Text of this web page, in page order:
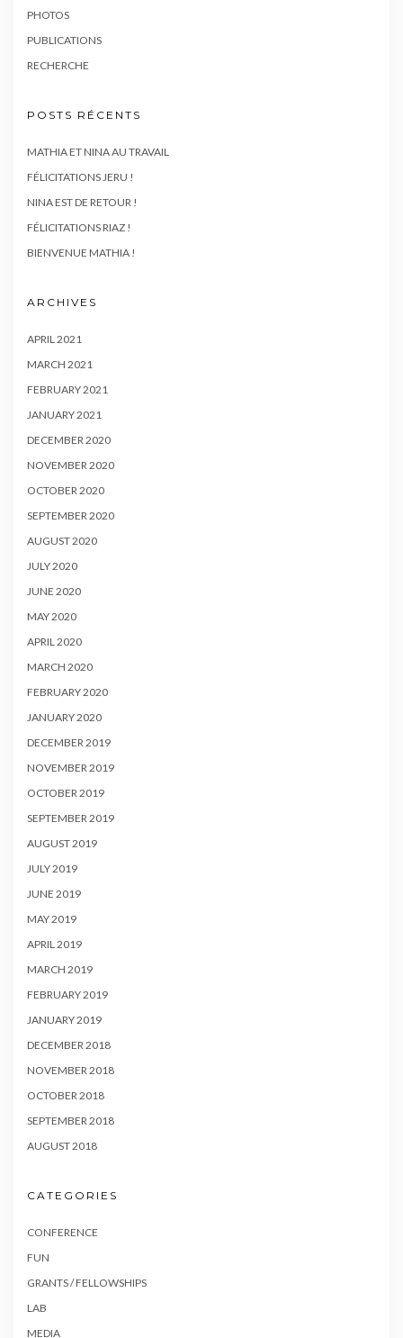
PHOTOS
PUBLICATIONS
RECHERCHE
POSTS RÉCENTS
MATHIA ET NINA AU TRAVAIL
FÉLICITATIONS JERU !
NINA EST DE RETOUR !
FÉLICITATIONS RIAZ !
BIENVENUE MATHIA !
ARCHIVES
APRIL 2021
MARCH 2021
FEBRUARY 2021
JANUARY 2021
DECEMBER 2020
NOVEMBER 2020
OCTOBER 2020
SEPTEMBER 2020
AUGUST 2020
JULY 2020
JUNE 2020
MAY 2020
APRIL 2020
MARCH 2020
FEBRUARY 2020
JANUARY 2020
DECEMBER 2019
NOVEMBER 2019
OCTOBER 2019
SEPTEMBER 2019
AUGUST 2019
JULY 2019
JUNE 2019
MAY 2019
APRIL 2019
MARCH 2019
FEBRUARY 2019
JANUARY 2019
DECEMBER 2018
NOVEMBER 2018
OCTOBER 2018
SEPTEMBER 2018
AUGUST 2018
CATEGORIES
CONFERENCE
FUN
GRANTS / FELLOWSHIPS
LAB
MEDIA